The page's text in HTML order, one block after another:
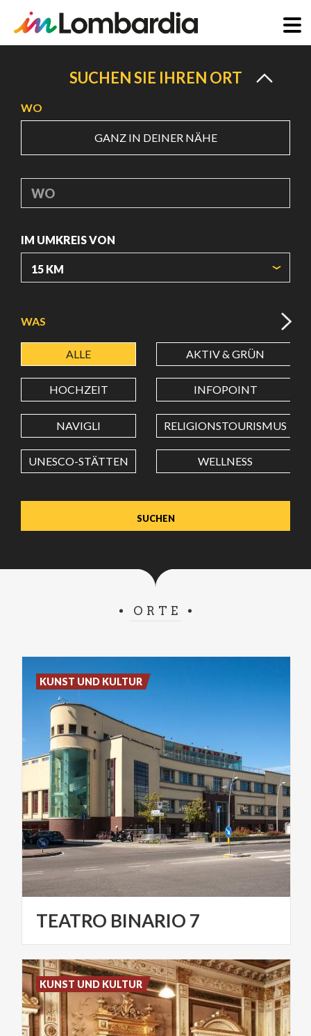
SUCHEN SIE IHREN ORT
WO
GANZ IN DEINER NÄHE
WO
IM UMKREIS VON
BREITENGRAD
LÄNGENGRAD
Wert in Dezimalgrad. Punkt (.) als Dezimalzeichen
WAS
ALLE AKTIV & GRÜN
HOCHZEIT INFOPOINT
NAVIGLI RELIGIONSTOURISMUS
UNESCO-STÄTTEN WELLNESS
ORTE
TEATRO BINARIO 7
KUNST UND KULTUR
KUNST UND KULTUR